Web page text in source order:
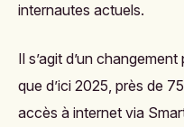
internautes actuels.
Il s’agit d’un
que d’ici 2025, près de
accès à internet via